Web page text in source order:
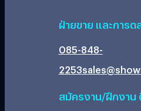
ฝ่ายขาย และการต
085-848-
2253
สมัครงาน/ฝึกงาน